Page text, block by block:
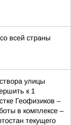
всей страны
улицы
к 1
Геофизиков –
в комплексе –
текущего